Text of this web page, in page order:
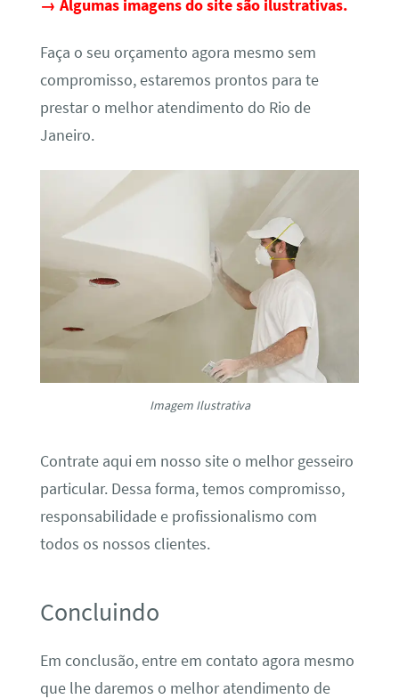
→ Algumas imagens do site são ilustrativas.
Faça o seu orçamento agora mesmo sem
compromisso, estaremos prontos para te
prestar o melhor atendimento do Rio de
Janeiro.
Imagem Ilustrativa
Contrate aqui em nosso site o melhor gesseiro
particular. Dessa forma, temos compromisso,
responsabilidade e profissionalismo com
todos os nossos clientes.
Concluindo
Em conclusão, entre em contato agora mesmo
que lhe daremos o melhor atendimento de